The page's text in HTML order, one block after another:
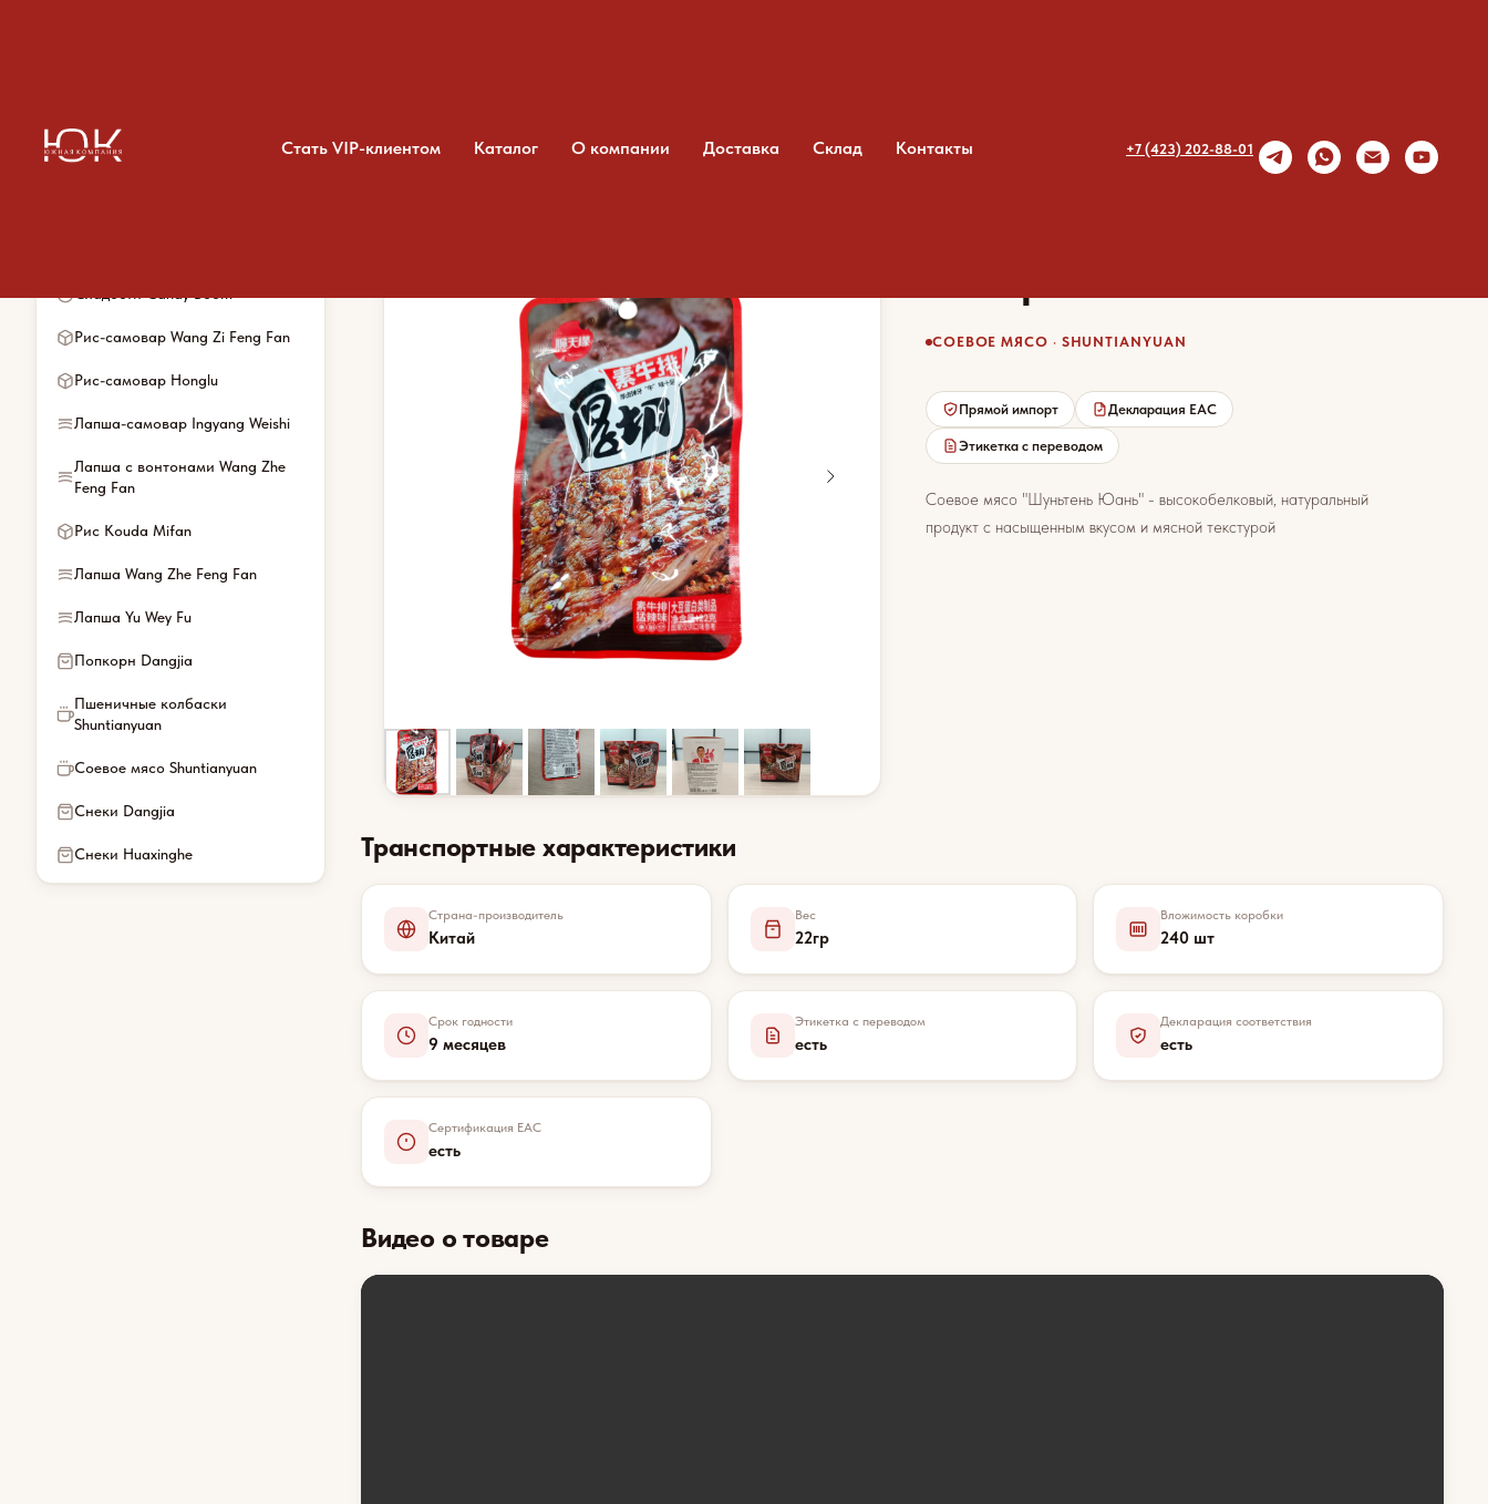
Стать VIP-клиентом Каталог О компании Доставка Склад Контакты +7 (423) 202-88-01
Рис-самовар Wang Zi Feng Fan
Рис-самовар Honglu
Лапша-самовар Ingyang Weishi
Лапша с вонтонами Wang Zhe
Feng Fan
Рис Kouda Mifan
Лапша Wang Zhe Feng Fan
Лапша Yu Wey Fu
Попкорн Dangjia
Пшеничные колбаски
Shuntianyuan
Соевое мясо Shuntianyuan
Снеки Dangjia
Снеки Huaxinghe
СОЕВОЕ МЯСО · SHUNTIANYUAN
Прямой импорт Декларация EAC
Этикетка с переводом
Соевое мясо "Шуньтень Юань" - высокобелковый, натуральный
продукт с насыщенным вкусом и мясной текстурой
Транспортные характеристики
Страна-производитель
Китай
Вес
22гр
Вложимость коробки
240 шт
Срок годности
9 месяцев
Этикетка с переводом
есть
Декларация соответствия
есть
Сертификация EAC
есть
Видео о товаре